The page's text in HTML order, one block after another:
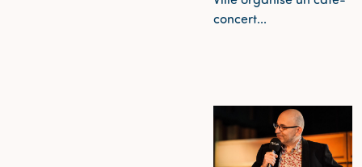
concert...